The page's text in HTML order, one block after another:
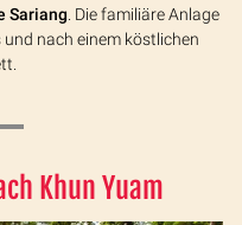
Sariang . Die familiäre Anlage
nach einem köstlichen
Khun Yuam